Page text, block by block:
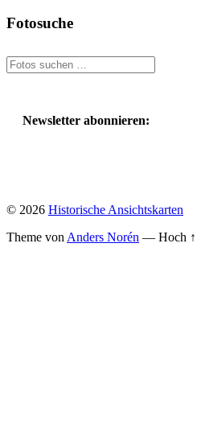
Fotosuche
Newsletter abonnieren:
© 2026 Historische Ansichtskarten
Theme von Anders Norén — Hoch ↑